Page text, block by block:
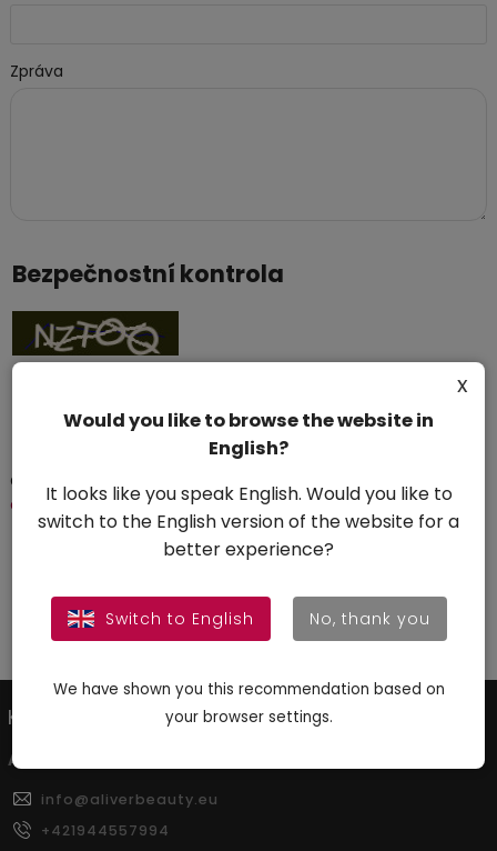
Zpráva
Bezpečnostní kontrola
Opište text z obrázku
Odesláním zprávy souhlasíte s
podmínkami ochrany
osobních údajů
Odeslat
KONTAKT
ALDERI s.r.o.
info@aliverbeauty.eu
+421944557994
Would you like to browse the website in
English?
x
It looks like you speak English. Would you like to
switch to the English version of the website for a
better experience?
Switch to English No, thank you
We have shown you this recommendation based on
your browser settings.